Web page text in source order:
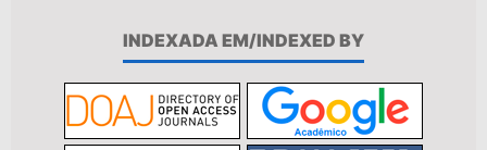
INDEXADA EM/INDEXED BY